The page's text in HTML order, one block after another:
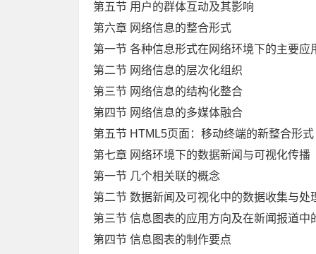
第五节 用户的群体互动及其影响
第六章 网络信息的整合形式
第一节 各种信息形式在网络环境下的主要应
第二节 网络信息的层次化组织
第三节 网络信息的结构化整合
第四节 网络信息的多媒体融合
第五节 HTML5页面：移动终端的新整合形式
第七章 网络环境下的数据新闻与可视化传播
第一节 几个相关联的概念
第二节 数据新闻及可视化中的数据收集与处
第三节 信息图表的应用方向及在新闻报道中
第四节 信息图表的制作要点